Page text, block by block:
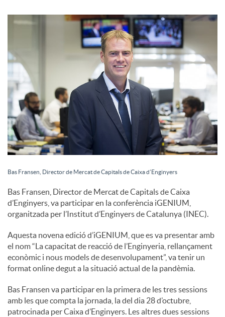
S
o
c
i
a
l
s
Bas Fransen, Director de Mercat de Capitals de Caixa d’Enginyers
Bas Fransen, Director de Mercat de Capitals de Caixa
d’Enginyers, va participar en la conferència iGENIUM,
organitzada per l’Institut d’Enginyers de Catalunya (INEC).
Aquesta novena edició d’iGENIUM, que es va presentar amb
el nom “La capacitat de reacció de l’Enginyeria, rellançament
econòmic i nous models de desenvolupament”, va tenir un
format online degut a la situació actual de la pandèmia.
Bas Fransen va participar en la primera de les tres sessions
amb les que compta la jornada, la del dia 28 d’octubre,
patrocinada per Caixa d’Enginyers. Les altres dues sessions